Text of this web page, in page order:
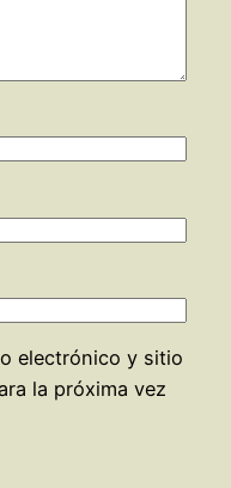
electrónico y sitio
la próxima vez